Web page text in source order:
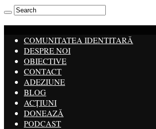
COMUNITATEA IDENTITARĂ
DESPRE NOI
OBIECTIVE
CONTACT
ADEZIUNE
BLOG
ACȚIUNI
DONEAZĂ
PODCAST